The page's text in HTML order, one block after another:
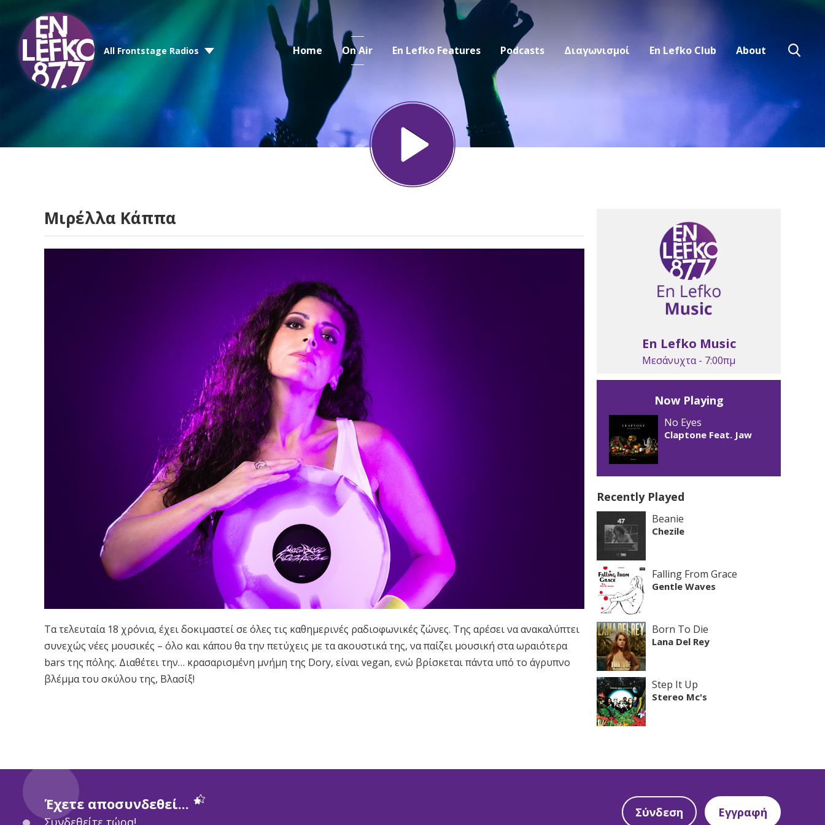
All Frontstage Radios Home On Air En Lefko Features Podcasts Διαγωνισμοί En Lefko Club About
Μιρέλλα Κάππα
Τα τελευταία 18 χρόνια, έχει δοκιμαστεί σε όλες τις καθημερινές ραδιοφωνικές ζώνες. Της αρέσει να ανακαλύπτει
συνεχώς νέες μουσικές – όλο και κάπου θα την πετύχεις με τα ακουστικά της, να παίζει μουσική στα ωραιότερα
bars της πόλης. Διαθέτει την… κρασαρισμένη μνήμη της Dory, είναι vegan, ενώ βρίσκεται πάντα υπό το άγρυπνο
βλέμμα του σκύλου της, Βλασίξ!
En Lefko Music
Μεσάνυχτα - 7:00πμ
Now Playing
No Eyes
Claptone Feat. Jaw
Recently Played
Beanie
Chezile
Falling From Grace
Gentle Waves
Born To Die
Lana Del Rey
Step It Up
Stereo Mc's
Έχετε αποσυνδεθεί...
Συνδεθείτε τώρα!
Σύνδεση Εγγραφή